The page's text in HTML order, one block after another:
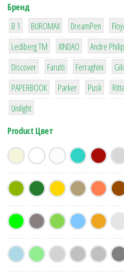
Бренд
B 1
1
BUROMAX
1
DreamPen
3
Lediberg ТМ
3
XINDAO
1
Andre
64
Discover
299
Farutti
4
Ferraghini
8
PAPERBOOK
6
Parker
2
Pusk
1
Unilight
Product Цвет